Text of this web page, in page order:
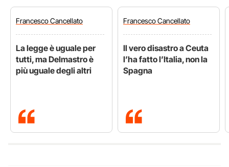
FrancescoCancellato
La legge è uguale per
tutti, ma Delmastro è
più uguale degli altri
FrancescoCancellato
Il vero disastro a Ceuta
l’ha fatto l’Italia, non la
Spagna